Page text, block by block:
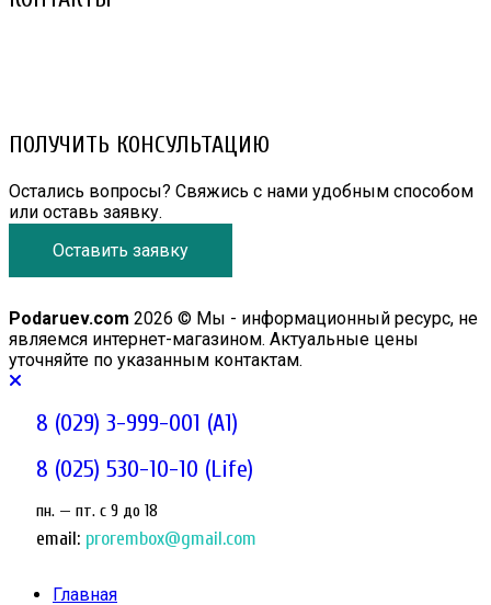
ПОЛУЧИТЬ КОНСУЛЬТАЦИЮ
Остались вопросы? Свяжись с нами удобным способом
или оставь заявку.
Оставить заявку
Podaruev.com 2026 © Мы - информационный ресурс, не
являемся интернет-магазином. Актуальные цены
уточняйте по указанным контактам.
8 (029) 3-999-001 (A1)
8 (025) 530-10-10 (Life)
пн. — пт. c 9 до 18
email: prorembox@gmail.com
Главная